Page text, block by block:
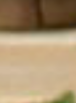
de la CAF
assistants
mairie